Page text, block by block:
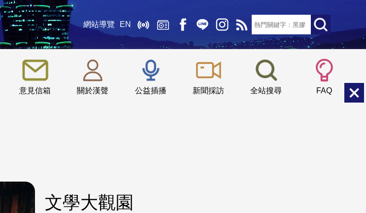
網站導覽 EN
意見信箱 關於漢聲 公益插播 新聞採訪 全站搜尋 FAQ
::: 小 中
文學大觀園